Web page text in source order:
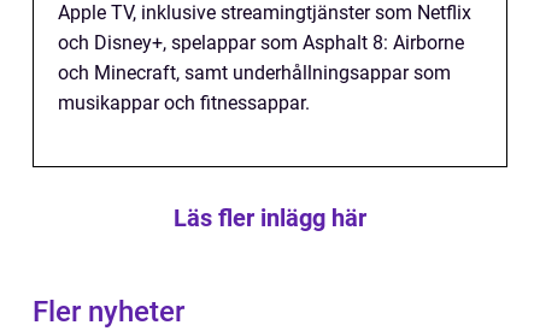
Apple TV, inklusive streamingtjänster som Netflix
och Disney+, spelappar som Asphalt 8: Airborne
och Minecraft, samt underhållningsappar som
musikappar och fitnessappar.
Läs fler inlägg här
Fler nyheter